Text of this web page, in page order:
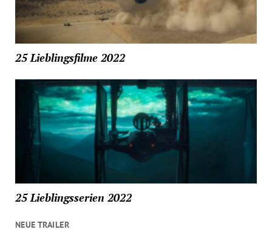
25 Lieblingsfilme 2022
25 Lieblingsserien 2022
NEUE TRAILER